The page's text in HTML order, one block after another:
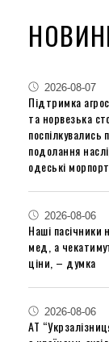
2026-08-07
Підтримка
та норвезька
поспілкувались
подолання
одеські
2026-08-06
Наші пасічники
мед, а
ціни, – думка
2026-08-06
АТ